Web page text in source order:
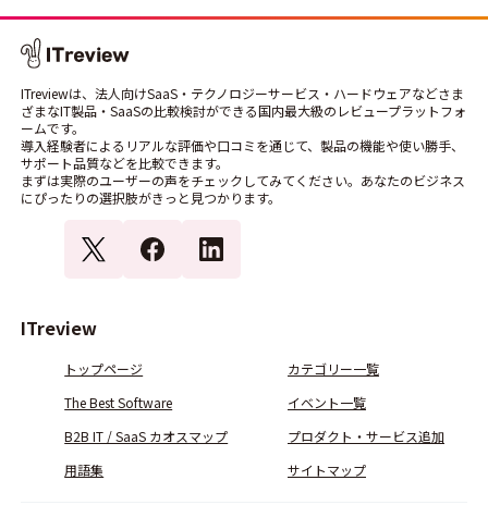
ITreviewは、法人向けSaaS・テクノロジーサービス・ハードウェアなどさま
ざまなIT製品・SaaSの比較検討ができる国内最大級のレビュープラットフォ
ームです。
導入経験者によるリアルな評価や口コミを通じて、製品の機能や使い勝手、
サポート品質などを比較できます。
まずは実際のユーザーの声をチェックしてみてください。あなたのビジネス
にぴったりの選択肢がきっと見つかります。
ITreview
トップページ
カテゴリー一覧
The Best Software
イベント一覧
B2B IT / SaaS カオスマップ
プロダクト・サービス追加
用語集
サイトマップ